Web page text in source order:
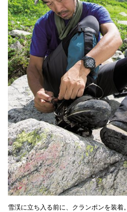
雪渓に立ち入る前に、クランポンを装着。